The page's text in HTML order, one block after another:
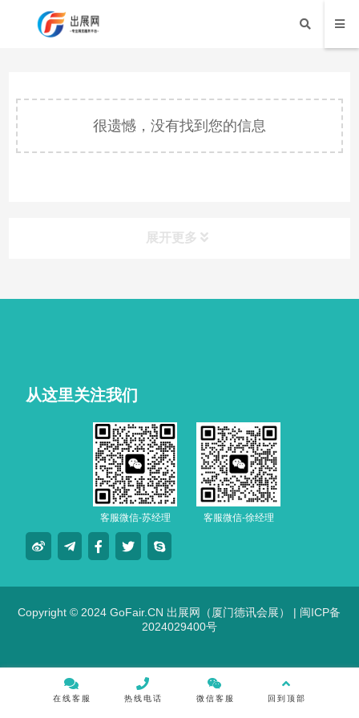
很遗憾，没有找到您的信息
展开更多
从这里关注我们
客服微信-苏经理 客服微信-徐经理
Copyright © 2024 GoFair.CN 出展网（厦门德讯会展） | 闽ICP备
2024029400号
在线客服 热线电话 微信客服 回到顶部